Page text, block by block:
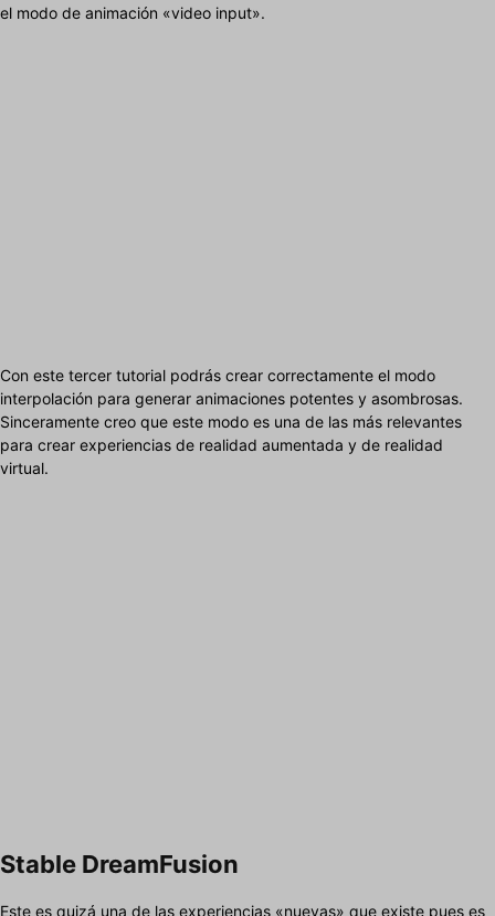
el modo de animación «video input».
Con este tercer tutorial podrás crear correctamente el modo
interpolación para generar animaciones potentes y asombrosas.
Sinceramente creo que este modo es una de las más relevantes
para crear experiencias de realidad aumentada y de realidad
virtual.
Stable DreamFusion
Este es quizá una de las experiencias «nuevas» que existe pues es